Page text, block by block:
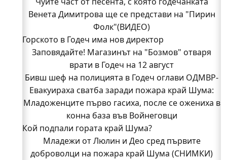
Венета Димитрова ще се представи на "Пирин
Фолк"(ВИДЕО)
Горското в Годеч има нов директор
Заповядайте! Магазинът на "Бозмов" отваря
врати в Годеч на 12 август
Бивш шеф на полицията в Годеч оглави ОДМВР-
Видин
Кой подпали гората край Шума?
Младежи от Люлин и Део сред първите
доброволци на пожара край Шума (СНИМКИ)
Началникът на пожарната в Годеч благодари
поименно на всички, които бяха рамо до рамо с
Евакуираха сватба заради пожара край Шума:
Младоженците първо гасиха, после се ожениха в
конна база във Войнеговци
Кой подпали гората край Шума?
Младежи от Люлин и Део сред първите
доброволци на пожара край Шума (СНИМКИ)